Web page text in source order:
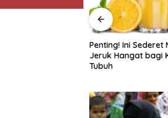
Bukan Flu Biasa,
“Super Flu” dan
Harus ke Dokter